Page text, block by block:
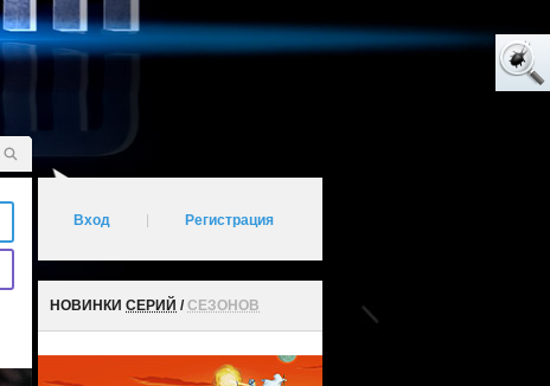
Вход Регистрация
НОВИНКИ СЕРИЙ /СЕЗОНОВ